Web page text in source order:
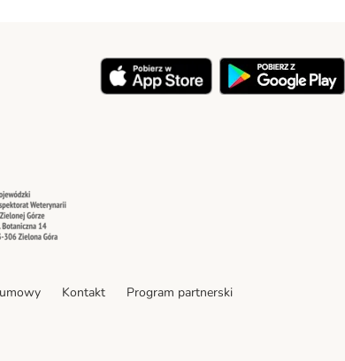
Kontakt
Program partnerski